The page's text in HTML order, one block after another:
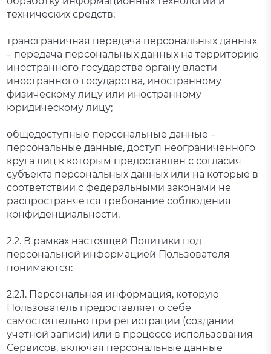
технических средств;
трансграничная передача персональных данных
– передача персональных данных на территорию
иностранного государства органу власти
иностранного государства, иностранному
физическому лицу или иностранному
юридическому лицу;
общедоступные персональные данные –
персональные данные, доступ неограниченного
круга лиц к которым предоставлен с согласия
субъекта персональных данных или на которые в
соответствии с федеральными законами не
распространяется требование соблюдения
конфиденциальности.
2.2. В рамках настоящей Политики под
персональной информацией Пользователя
понимаются:
2.2.1. Персональная информация, которую
Пользователь предоставляет о себе
самостоятельно при регистрации (создании
учетной записи) или в процессе использования
Сервисов, включая персональные данные